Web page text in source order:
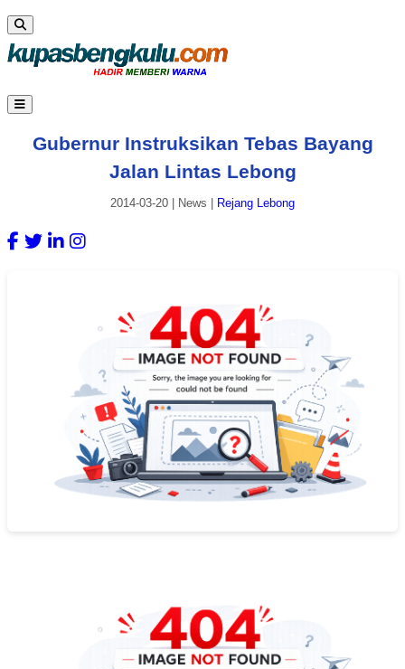
Gubernur Instruksikan Tebas Bayang
Jalan Lintas Lebong
2014-03-20 News Rejang Lebong